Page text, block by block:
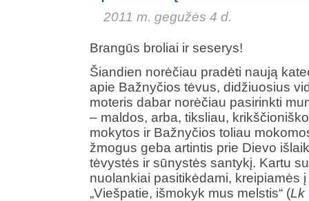
2011 m. gegužės 4 d.
Brangūs broliai ir seserys!
Šiandien norėčiau pradėti naują
apie Bažnyčios tėvus, didžiuosius
moteris dabar norėčiau pasirinkti
– maldos, arba, tiksliau,
mokytos ir Bažnyčios toliau
žmogus geba artintis prie Dievo
tėvystės ir sūnystės santykį. Kartu
nuolankiai pasitikėdami, kreipiamės
„Viešpatie, išmokyk mus melstis“ (Lk